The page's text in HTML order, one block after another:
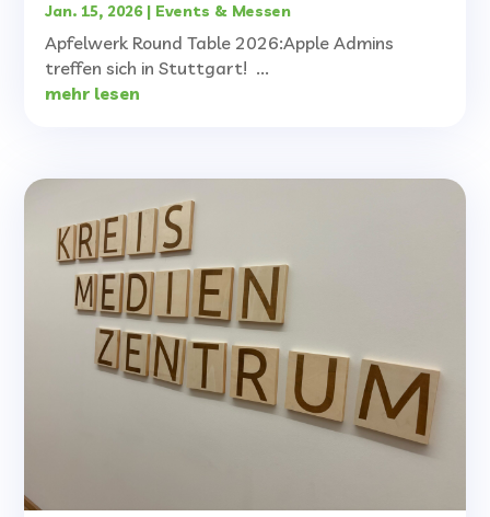
Jan. 15, 2026| Events & Messen
Apfelwerk Round Table 2026:Apple Admins
treffen sich in Stuttgart! ...
mehr lesen